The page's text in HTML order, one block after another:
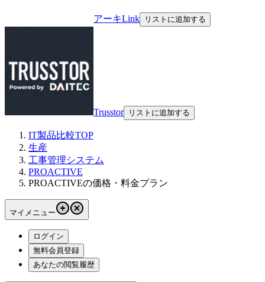
アーキLink リストに追加する
Trusstor リストに追加する
IT製品比較TOP
生産
工事管理システム
PROACTIVE
PROACTIVEの価格・料金プラン
マイメニュー
ログイン
無料会員登録
あなたの閲覧履歴